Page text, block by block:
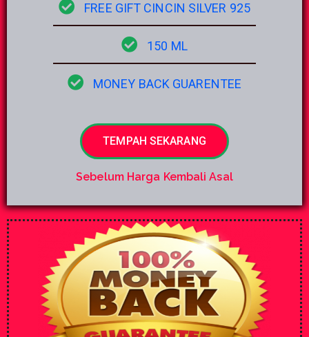
FREE GIFT CINCIN SILVER 925
150 ML
MONEY BACK GUARENTEE
TEMPAH SEKARANG
Sebelum Harga Kembali Asal